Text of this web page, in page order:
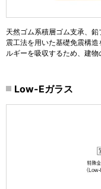
天然ゴム系積層ゴム支承、
震工法を用いた基礎免震構
ルギーを吸収するため、建物
Low-Eガラス